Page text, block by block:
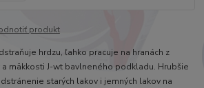
produkt
hrdzu, ľahko pracuje na hranách z
mäkkosti J-wt bavlneného podkladu. Hrubšie
starých lakov i jemných lakov na